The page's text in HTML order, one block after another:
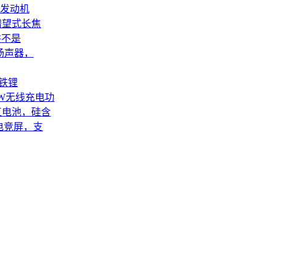
动机
望式长焦
是
器，
锂
无线充电功
电池，硅含
竞屏，支